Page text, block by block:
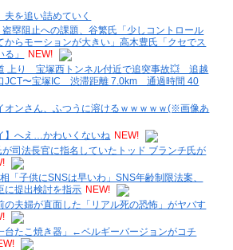
を追い詰めていく
塁阻止への課題、谷繁氏「少しコントロール
からモーションが大きい」高木豊氏「クセでス
」
NEW!
上り 宝塚西トンネル付近で追突事故💥 追越
JCT〜宝塚IC 渋滞距離 7.0km 通過時間 40
オンさん、ふつうに溶けるｗｗｗｗｗ(※画像あ
】へえ…かわいくないね NEW!
司法長官に指名していたトッド ブランチ氏が
相「子供にSNSは早いわ」SNS年齢制限法案、
に提出検討を指示 NEW!
の夫婦が直面した「リアル死の恐怖」がヤバす
台たこ焼き器」←ベルギーバージョンがコチ